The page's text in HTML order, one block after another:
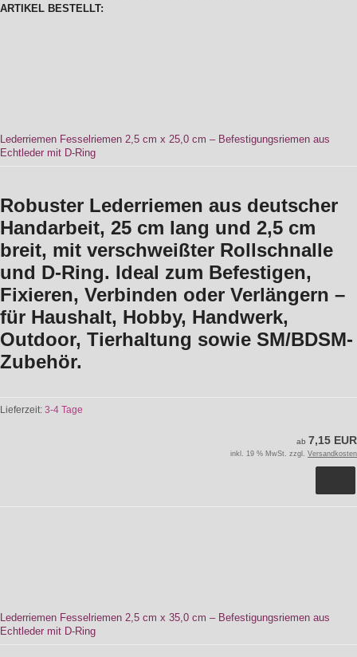
ARTIKEL BESTELLT:
Lederriemen Fesselriemen 2,5 cm x 25,0 cm – Befestigungsriemen aus
Echtleder mit D-Ring
Robuster Lederriemen aus deutscher
Handarbeit, 25 cm lang und 2,5 cm
breit, mit verschweißter Rollschnalle
und D-Ring. Ideal zum Befestigen,
Fixieren, Verbinden oder Verlängern –
für Haushalt, Hobby, Handwerk,
Outdoor, Tierhaltung sowie SM/BDSM-
Zubehör.
Lieferzeit: 3-4 Tage
ab 7,15 EUR
inkl. 19 % MwSt. zzgl. Versandkosten
Lederriemen Fesselriemen 2,5 cm x 35,0 cm – Befestigungsriemen aus
Echtleder mit D-Ring